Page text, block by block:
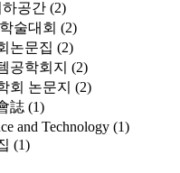
하공간 (2)
술대회 (2)
논문집 (2)
공학회지 (2)
회 논문지 (2)
誌 (1)
and Technology (1)
(1)